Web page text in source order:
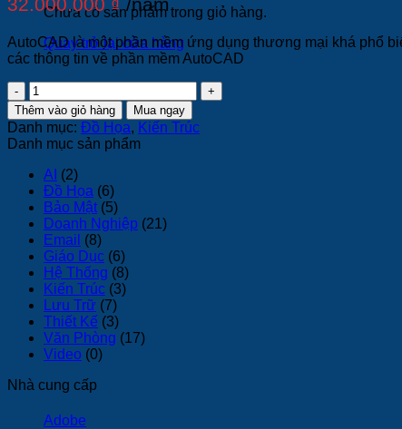
Chưa có sản phẩm trong giỏ hàng.
Quay trở lại cửa hàng
AutoCAD là một phần mềm ứng dụng thương mại khá phổ
các thông tin về phần mềm AutoCAD
AutoCAD
số
lượng
Thêm vào giỏ hàng Mua ngay
Danh mục: Đồ Họa, Kiến Trúc
Danh mục sản phẩm
AI (2)
Đồ Họa (6)
Bảo Mật (5)
Doanh Nghiệp (21)
Email (8)
Giáo Dục (6)
Hệ Thống (8)
Kiến Trúc (3)
Lưu Trữ (7)
Thiết Kế (3)
Văn Phòng (17)
Video (0)
Nhà cung cấp
Adobe